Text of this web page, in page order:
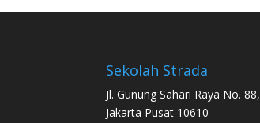
Sekolah Strada
Jl. Gunung Sahari Raya No. 88,
Jakarta Pusat 10610